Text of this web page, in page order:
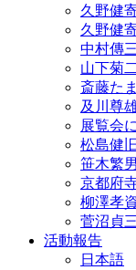
久野健
久野健
中村傳
山下菊
斎藤た
及川尊
展覧会
松島健
笹木繁
京都府
柳澤孝
菅沼貞
活動報告
日本語